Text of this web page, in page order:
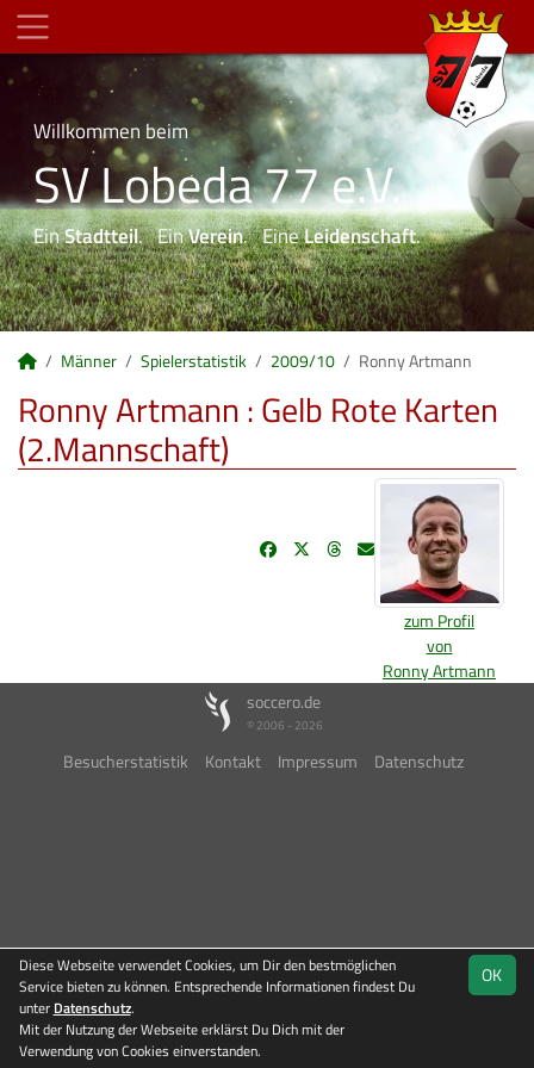
Willkommen beim
SV Lobeda 77 e.V.
EinStadtteil. EinVerein. EineLeidenschaft.
Männer Spielerstatistik 2009/10 Ronny Artmann
Ronny Artmann : Gelb Rote Karten
(2.Mannschaft)
zum Profil
von
Ronny Artmann
soccero.de
© 2006 - 2026
Besucherstatistik Kontakt Impressum Datenschutz
OK
Diese Webseite verwendet Cookies, um Dir den bestmöglichen
Service bieten zu können. Entsprechende Informationen findest Du
unter Datenschutz.
Mit der Nutzung der Webseite erklärst Du Dich mit der
Verwendung von Cookies einverstanden.